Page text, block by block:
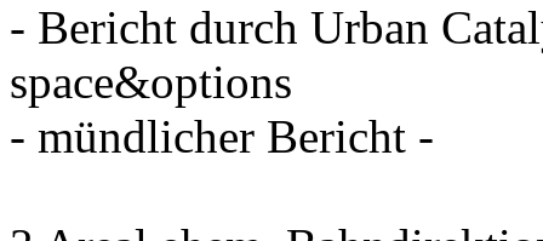
- Bericht durch Urban
space&options
- mündlicher Bericht -